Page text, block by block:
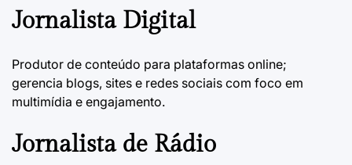
Jornalista Digital
Produtor de conteúdo para plataformas online;
gerencia blogs, sites e redes sociais com foco em
multimídia e engajamento.
Jornalista de Rádio